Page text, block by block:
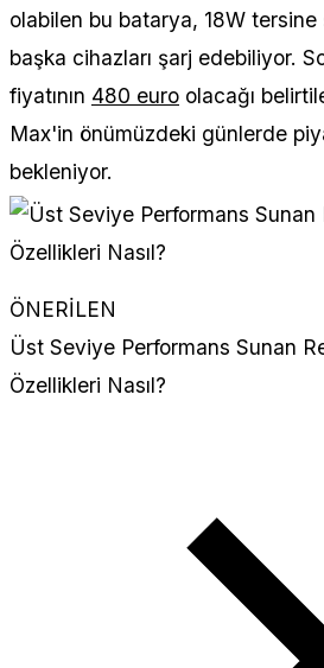
olabilen bu batarya, 18W
başka cihazları şarj edebiliyor.
fiyatının 480 euro olacağı
Max'in önümüzdeki günlerde
bekleniyor.
ÖNERİLEN
Üst Seviye Performans Sunan
Özellikleri Nasıl?